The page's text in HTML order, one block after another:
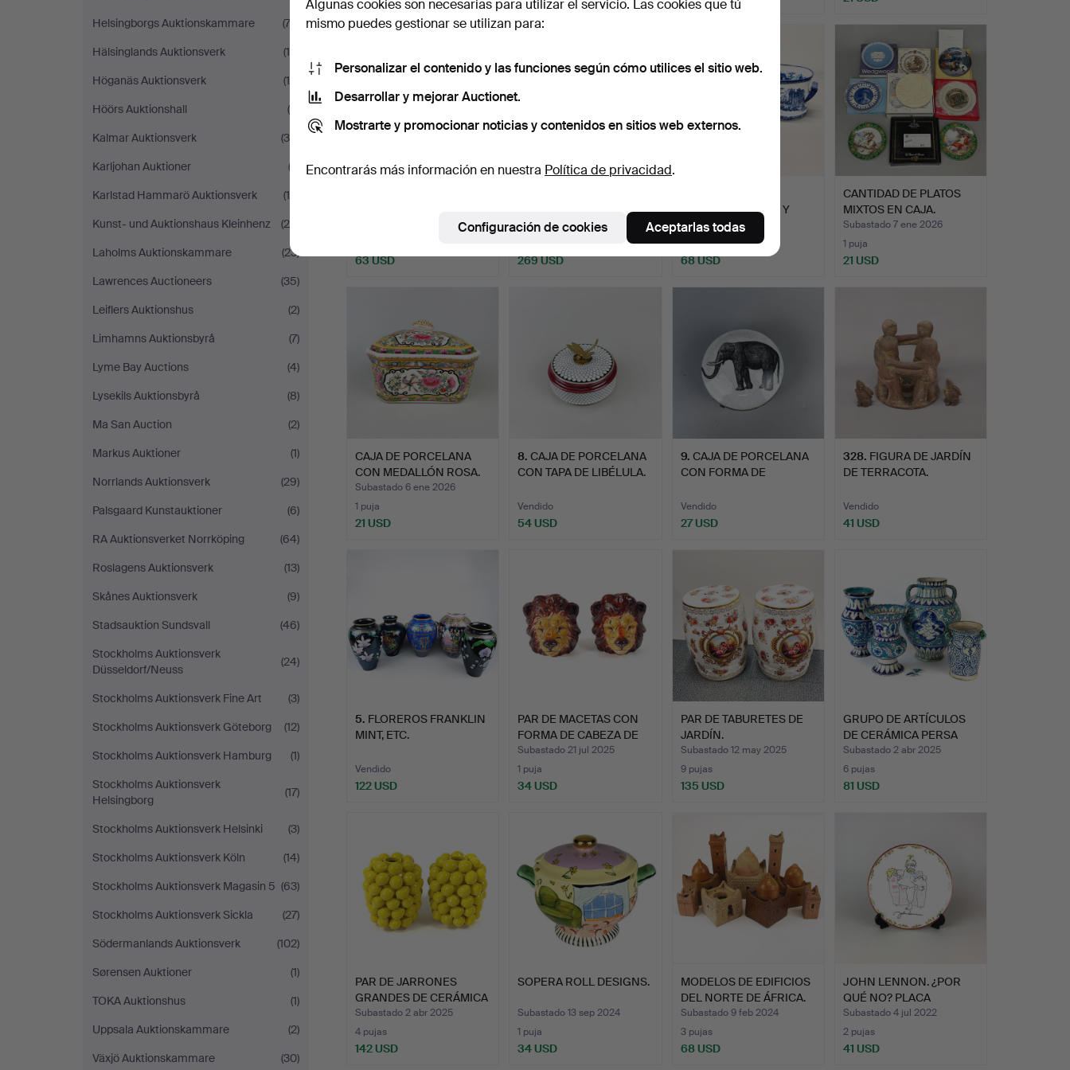
Helsingborgs Auktionskammare
(74)
Hälsinglands Auktionsverk
(18)
Höganäs Auktionsverk
(10)
Höörs Auktionshall
(9)
Kalmar Auktionsverk
(38)
Karljohan Auktioner
(2)
Karlstad Hammarö Auktionsverk
(14)
Kunst- und Auktionshaus Kleinhenz
(26)
Laholms Auktionskammare
(23)
Lawrences Auctioneers
(35)
Leiflers Auktionshus
(2)
Limhamns Auktionsbyrå
(7)
Lyme Bay Auctions
(4)
Lysekils Auktionsbyrå
(8)
Ma San Auction
(2)
Markus Auktioner
(1)
Norrlands Auktionsverk
(29)
Palsgaard Kunstauktioner
(6)
RA Auktionsverket Norrköping
(64)
Roslagens Auktionsverk
(13)
Skånes Auktionsverk
(9)
Stadsauktion Sundsvall
(46)
Stockholms Auktionsverk
Düsseldorf/Neuss
(24)
Stockholms Auktionsverk Fine Art
(3)
Stockholms Auktionsverk Göteborg
(12)
Stockholms Auktionsverk Hamburg
(1)
Stockholms Auktionsverk
Helsingborg
(17)
Stockholms Auktionsverk Helsinki
(3)
Stockholms Auktionsverk Köln
(14)
Stockholms Auktionsverk Magasin 5 (63)
Stockholms Auktionsverk Sickla
(27)
Södermanlands Auktionsverk
(102)
Sørensen Auktioner
(1)
TOKA Auktionshus
(1)
Uppsala Auktionskammare
(2)
Växjö Auktionskammare
(30)
DISEÑO DE CEBRA.
63 USD
Subastado 18 feb 2026
269 USD
PORCELANA AZUL Y
BLANCO.
Vendido
68 USD
CANTIDAD DE PLATOS
MIXTOS EN CAJA.
Subastado 7 ene 2026
1 puja
21 USD
CAJA DE PORCELANA
CON MEDALLÓN ROSA.
Subastado 6 ene 2026
1 puja
21 USD
8. CAJA DE PORCELANA
CON TAPA DE LIBÉLULA.
Vendido
54 USD
9. CAJA DE PORCELANA
CON FORMA DE
Vendido
27 USD
328. FIGURA DE JARDÍN
DE TERRACOTA.
Vendido
41 USD
5. FLOREROS FRANKLIN
MINT, ETC.
Vendido
122 USD
PAR DE MACETAS CON
FORMA DE CABEZA DE
LEÓN.
Subastado 21 jul 2025
1 puja
34 USD
PAR DE TABURETES DE
JARDÍN.
Subastado 12 may 2025
9 pujas
135 USD
GRUPO DE ARTÍCULOS
DE CERÁMICA PERSA
PRIMI…
Subastado 2 abr 2025
6 pujas
81 USD
PAR DE JARRONES
GRANDES DE CERÁMICA
ESMALT…
Subastado 2 abr 2025
4 pujas
142 USD
SOPERA ROLL DESIGNS.
Subastado 13 sep 2024
1 puja
34 USD
MODELOS DE EDIFICIOS
DEL NORTE DE ÁFRICA.
Subastado 9 feb 2024
3 pujas
68 USD
JOHN LENNON. ¿POR
QUÉ NO? PLACA
COLECCIONI…
Subastado 4 jul 2022
2 pujas
41 USD
Algunas cookies son necesarias para utilizar el servicio. Las cookies que tú
mismo puedes gestionar se utilizan para:
Personalizar el contenido y las funciones según cómo utilices el sitio web.
Desarrollar y mejorar Auctionet.
Mostrarte y promocionar noticias y contenidos en sitios web externos.
Encontrarás más información en nuestra Política de privacidad.
Configuración de cookies Aceptarlas todas